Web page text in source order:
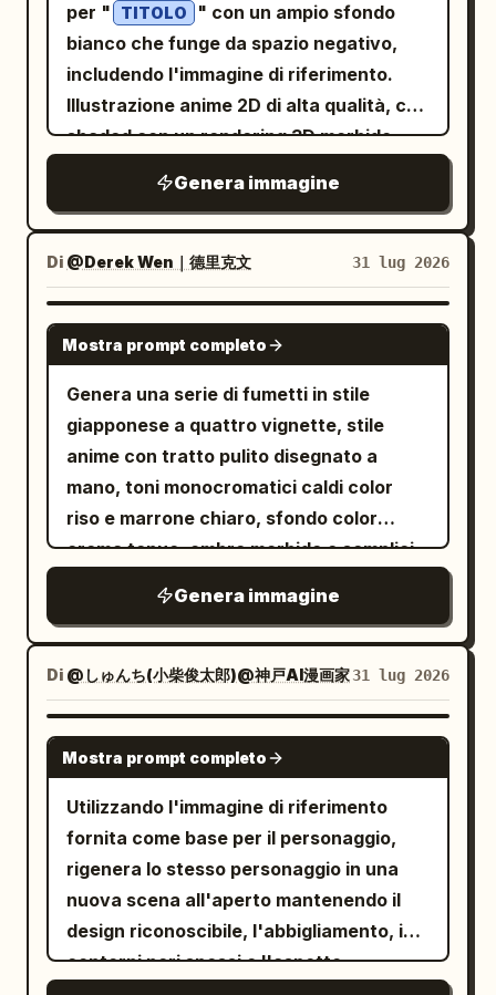
per "
TITOLO
" con un ampio sfondo
bianco che funge da spazio negativo,
includendo l'immagine di riferimento.
Illustrazione anime 2D di alta qualità, cel-
shaded con un rendering 3D morbido,
puro in contrasto con i colori
dell'immagine di riferimento. Manhwa
coreano. nota: richiede almeno 1
immagine come riferimento. nota 2:
aggiungi questo nel prompt per
rimuovere i crediti della locandina:
negative: billing block or credit block
Genera immagine
Di @Derek Wen｜德里克文 31 lug 2026
GPT IMAGE 2
Mostra prompt completo
Genera una serie di fumetti in stile
giapponese a quattro vignette, stile
anime con tratto pulito disegnato a
mano, toni monocromatici caldi color
riso e marrone chiaro, sfondo color
crema tenue, ombre morbide e semplici,
Rapporto d'aspetto: quadrato 1:1, layout
standard 2x2 a quattro vignette,
separate da sottili bordi marroni tra ogni
riquadro. Titolo in alto: caratteri grandi "
La giornata della coppia ", con un
piccolo cuore su ciascun lato, effetto
scritto a mano in marrone scuro.
[Contenuto delle quattro vignette]
Vignetta 1: Ritratto in piedi di una
giovane coppia asiatica. Il
uomo
sta
dietro la
donna
, con le mani
delicatamente sulle sue spalle, entrambi
sorridono verso la fotocamera. Vignetta
Genera immagine
Di @しゅんち(小柴俊太郎)@神戸AI漫画家31 lug 2026
GPT IMAGE 2
Mostra prompt completo
Utilizzando l'immagine di riferimento
fornita come base per il personaggio,
rigenera lo stesso personaggio in una
nuova scena all'aperto mantenendo il
design riconoscibile, l'abbigliamento, i
contorni neri spessi e l'aspetto